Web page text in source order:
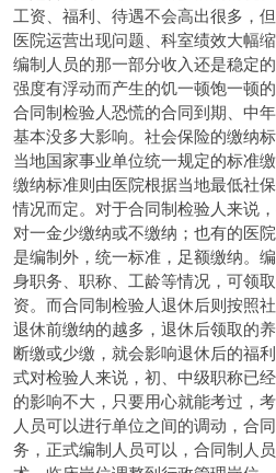
工资、福利、待遇不会高出很多，
医院运营出现问题、科室绩效大幅
编制人员的那一部分收入还是稳定
强度有浮动而产生的饥一顿饱一顿
合同制检验人恐慌的合同到期、中
基本没多大影响。社会保险的缴纳
当地国家事业单位统一规定的标准
缴纳标准则由医院根据当地最低社
情况而定。对于合同制检验人来说
对一金少缴纳或不缴纳；也有的医
是编制外，统一标准，足额缴纳。
身职务、职称、工龄等情况，可领
资。而合同制检验人退休后则按照
退休前缴纳的越多，退休后领取的
断缴或少缴，就会影响退休后的福
式对检验人来说，初、中级职称已
的影响不大，只要用心就能考过，
人员可以进行单位之间的调动，合
务，正式编制人员可以，合同制人